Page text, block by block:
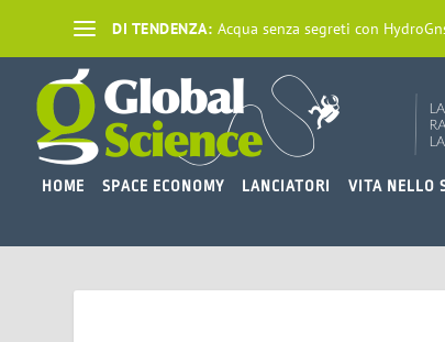
DI TENDENZA: Acqua senza segreti con
HOME SPACE ECONOMY LANCIATORI VITA NELLO